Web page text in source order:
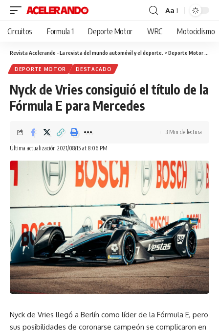
Cambiar
tamaño
fuente
Aa
Circuitos Formula 1 Deporte Motor WRC Motociclismo
Revista Acelerando - La revista del mundo automóvil y el deporte. >Deporte Motor
DEPORTE MOTOR DESTACADO
Nyck de Vries consiguió el título de la
Fórmula E para Mercedes
Última actualización 2021/08/15 at 8:06 PM
3 Min de lectura
Nyck de Vries llegó a Berlín como líder de la Fórmula E, pero
sus posibilidades de coronarse campeón se complicaron en